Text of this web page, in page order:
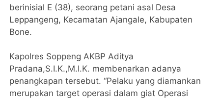
berinisial E (38), seorang petani asal Desa
Leppangeng, Kecamatan Ajangale, Kabupaten
Bone.
Kapolres Soppeng AKBP Aditya
Pradana,S.I.K.,M.I.K. membenarkan adanya
penangkapan tersebut. “Pelaku yang diamankan
merupakan target operasi dalam giat Operasi